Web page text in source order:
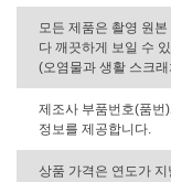
모든 제품은 촬영 원
다 깨끗하게 보일 수
(오염물과 생활 스크
제조사 부품번호(품번
정보를 제공합니다.
상품 가격은 연도가